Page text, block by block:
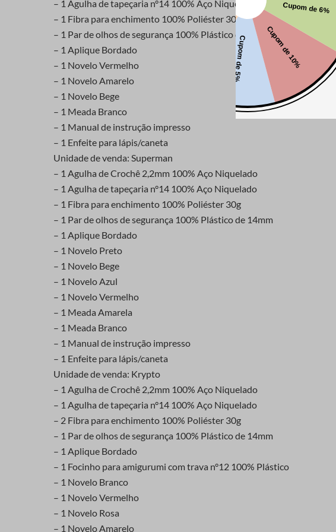
– 1 Agulha de tapeçaria n°14 100% Aço Niquelado
– 1 Fibra para enchimento 100% Poliéster 30g
– 1 Par de olhos de segurança 100% Plástico de 14mm
– 1 Aplique Bordado
– 1 Novelo Vermelho
– 1 Novelo Amarelo
– 1 Novelo Bege
– 1 Meada Branco
– 1 Manual de instrução impresso
– 1 Enfeite para lápis/caneta
Unidade de venda: Superman
– 1 Agulha de Crochê 2,2mm 100% Aço Niquelado
– 1 Agulha de tapeçaria n°14 100% Aço Niquelado
– 1 Fibra para enchimento 100% Poliéster 30g
– 1 Par de olhos de segurança 100% Plástico de 14mm
– 1 Aplique Bordado
– 1 Novelo Preto
– 1 Novelo Bege
– 1 Novelo Azul
– 1 Novelo Vermelho
– 1 Meada Amarela
– 1 Meada Branco
– 1 Manual de instrução impresso
– 1 Enfeite para lápis/caneta
Unidade de venda: Krypto
– 1 Agulha de Crochê 2,2mm 100% Aço Niquelado
– 1 Agulha de tapeçaria n°14 100% Aço Niquelado
– 2 Fibra para enchimento 100% Poliéster 30g
– 1 Par de olhos de segurança 100% Plástico de 14mm
– 1 Aplique Bordado
– 1 Focinho para amigurumi com trava n°12 100% Plástico
– 1 Novelo Branco
– 1 Novelo Vermelho
– 1 Novelo Rosa
– 1 Novelo Amarelo